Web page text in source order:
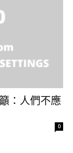
：人們不應
0